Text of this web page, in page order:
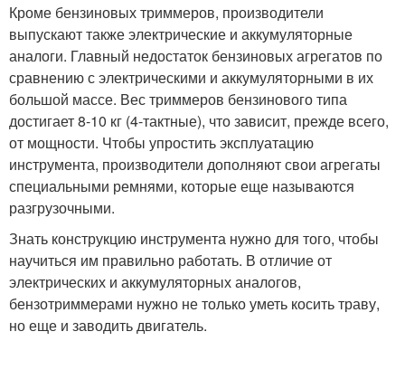
Кроме бензиновых триммеров, производители
выпускают также электрические и аккумуляторные
аналоги. Главный недостаток бензиновых агрегатов по
сравнению с электрическими и аккумуляторными в их
большой массе. Вес триммеров бензинового типа
достигает 8-10 кг (4-тактные), что зависит, прежде всего,
от мощности. Чтобы упростить эксплуатацию
инструмента, производители дополняют свои агрегаты
специальными ремнями, которые еще называются
разгрузочными.
Знать конструкцию инструмента нужно для того, чтобы
научиться им правильно работать. В отличие от
электрических и аккумуляторных аналогов,
бензотриммерами нужно не только уметь косить траву,
но еще и заводить двигатель.